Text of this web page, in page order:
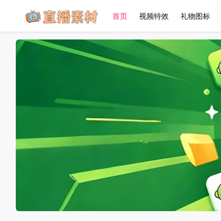
首页 视频特效 礼物图标